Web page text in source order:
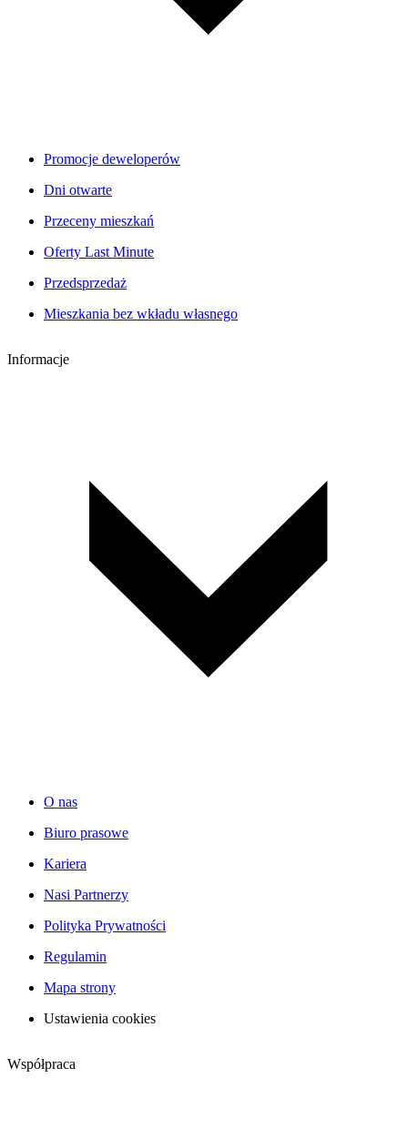
Promocje deweloperów
Dni otwarte
Przeceny mieszkań
Oferty Last Minute
Przedsprzedaż
Mieszkania bez wkładu własnego
Informacje
O nas
Biuro prasowe
Kariera
Nasi Partnerzy
Polityka Prywatności
Regulamin
Mapa strony
Ustawienia cookies
Współpraca